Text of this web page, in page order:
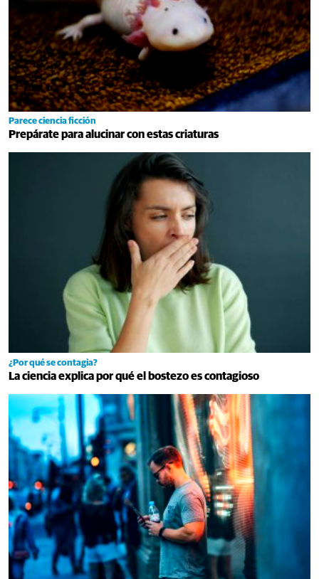
Parece ciencia ficción
Prepárate para alucinar con estas criaturas
¿Por qué se contagia?
La ciencia explica por qué el bostezo es contagioso